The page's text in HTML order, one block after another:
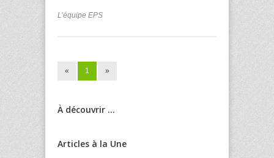
L’équipe EPS
« 1 »
À découvrir ...
Articles à la Une